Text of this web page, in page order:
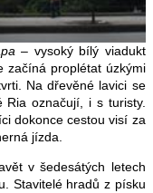
– vysoký bílý viadukt
začíná proplétat úzkými
Na dřevěné lavici se
Ria označují, i s turisty.
dokonce cestou visí za
jízda.
v šedesátých letech
Stavitelé hradů z písku